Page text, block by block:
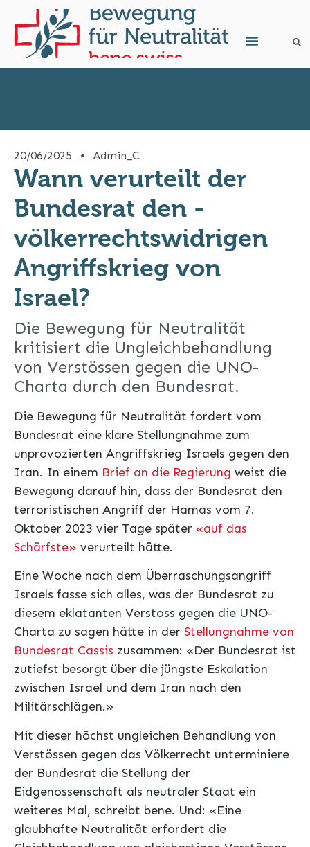
20/06/2025 Admin_C
Wann verurteilt der
Bundesrat den ­
völkerrechtswidrigen
Angriffskrieg von
Israel?
Die Bewegung für Neutralität
kritisiert die Ungleichbehandlung
von Verstössen gegen die UNO-
Charta durch den Bundesrat.
Die Bewegung für Neutralität fordert vom
Bundesrat eine klare Stellungnahme zum
unprovozierten Angriffskrieg Israels gegen den
Iran. In einem Brief an die Regierung weist die
Bewegung darauf hin, dass der Bundesrat den
terroristischen Angriff der Hamas vom 7.
Oktober 2023 vier Tage später «auf das
Schärfste» verurteilt hätte.
Eine Woche nach dem Überraschungsangriff
Israels fasse sich alles, was der Bundesrat zu
diesem eklatanten Verstoss gegen die UNO-
Charta zu sagen hätte in der Stellungnahme von
Bundesrat Cassis zusammen: «Der Bundesrat ist
zutiefst besorgt über die jüngste Eskalation
zwischen Israel und dem Iran nach den
Militärschlägen.»
Mit dieser höchst ungleichen Behandlung von
Verstössen gegen das Völkerrecht unterminiere
der Bundesrat die Stellung der
Eidgenossenschaft als neutraler Staat ein
weiteres Mal, schreibt bene. Und: «Eine
glaubhafte Neutralität erfordert die